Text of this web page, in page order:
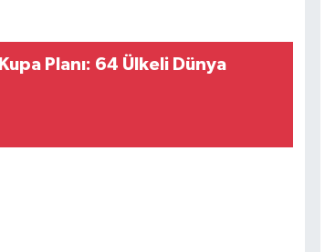
Planı: 64 Ülkeli Dünya